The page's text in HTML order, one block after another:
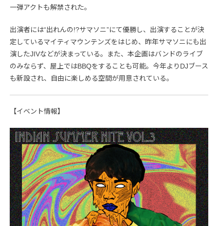
一弾アクトも解禁された。
出演者には“出れんの!?サマソニ”にて優勝し、出演することが決
定しているマイティマウンテンズをはじめ、昨年サマソニにも出
演したJIVなどが決まっている。また、本企画はバンドのライブ
のみならず、屋上ではBBQをすることも可能。今年よりDJブース
も新設され、自由に楽しめる空間が用意されている。
【イベント情報】